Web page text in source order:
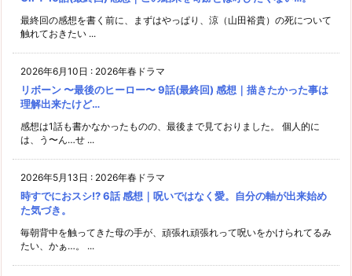
最終回の感想を書く前に、まずはやっぱり、涼（山田裕貴）の死について
触れておきたい ...
2026年6月10日 : 2026年春ドラマ
リボーン 〜最後のヒーロー〜 9話(最終回) 感想｜描きたかった事は
理解出来たけど…
感想は1話も書かなかったものの、最後まで見ておりました。 個人的に
は、う〜ん…せ ...
2026年5月13日 : 2026年春ドラマ
時すでにおスシ!? 6話 感想｜呪いではなく愛。自分の軸が出来始め
た気づき。
毎朝背中を触ってきた母の手が、頑張れ頑張れって呪いをかけられてるみ
たい、かぁ…。 ...